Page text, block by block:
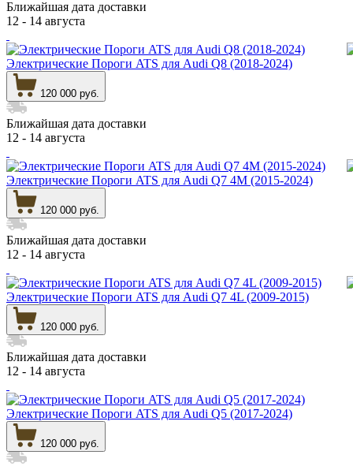
Ближайшая дата доставки
12 - 14 августа
Электрические Пороги ATS для Audi Q8 (2018-2024)
120 000 руб.
Ближайшая дата доставки
12 - 14 августа
Электрические Пороги ATS для Audi Q7 4M (2015-2024)
120 000 руб.
Ближайшая дата доставки
12 - 14 августа
Электрические Пороги ATS для Audi Q7 4L (2009-2015)
120 000 руб.
Ближайшая дата доставки
12 - 14 августа
Электрические Пороги ATS для Audi Q5 (2017-2024)
120 000 руб.